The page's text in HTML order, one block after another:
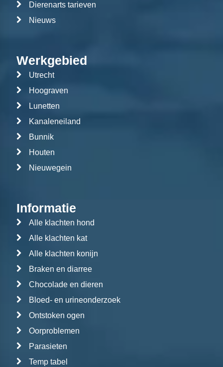
Dierenarts tarieven
Nieuws
Werkgebied
Utrecht
Hoograven
Lunetten
Kanaleneiland
Bunnik
Houten
Nieuwegein
Informatie
Alle klachten hond
Alle klachten kat
Alle klachten konijn
Braken en diarree
Chocolade en dieren
Bloed- en urineonderzoek
Ontstoken ogen
Oorproblemen
Parasieten
Temp tabel